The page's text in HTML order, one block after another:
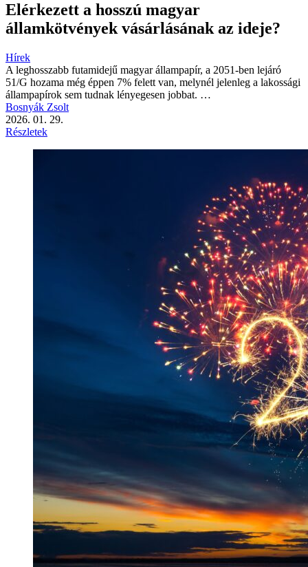
Elérkezett a hosszú magyar
államkötvények vásárlásának az ideje?
Hírek
A leghosszabb futamidejű magyar állampapír, a 2051-ben lejáró
51/G hozama még éppen 7% felett van, melynél jelenleg a lakossági
állampapírok sem tudnak lényegesen jobbat. …
Bosnyák Zsolt
2026. 01. 29.
Részletek